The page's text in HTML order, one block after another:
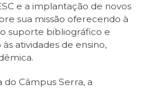
e a implantação de novos
sua missão oferecendo à
suporte bibliográfico e
atividades de ensino,
Câmpus Serra, a